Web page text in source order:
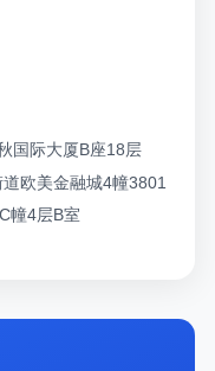
国际大厦B座18层
欧美金融城4幢3801
幢4层B室